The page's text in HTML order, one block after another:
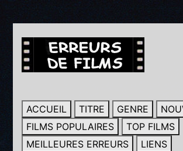
ACCUEIL TITRE GENRE
FILMS POPULAIRES
TOP FILMS
MEILLEURES ERREURS
LIENS